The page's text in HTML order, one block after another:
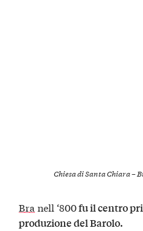
Chiesa di Santa Chiara –
Bra nell ‘800fu il centro
produzione del Barolo.